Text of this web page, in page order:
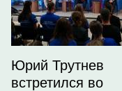
Юрий Трутнев
встретился во